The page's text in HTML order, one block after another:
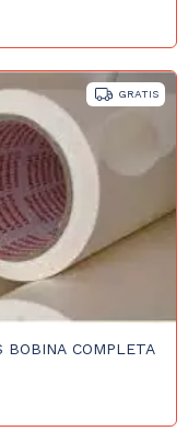
GRATIS
BOBINA COMPLETA